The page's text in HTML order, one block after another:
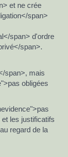
et ne crée
span>
span> d'ordre
span>.
span>, mais
obligées
les justificatifs
regard de la